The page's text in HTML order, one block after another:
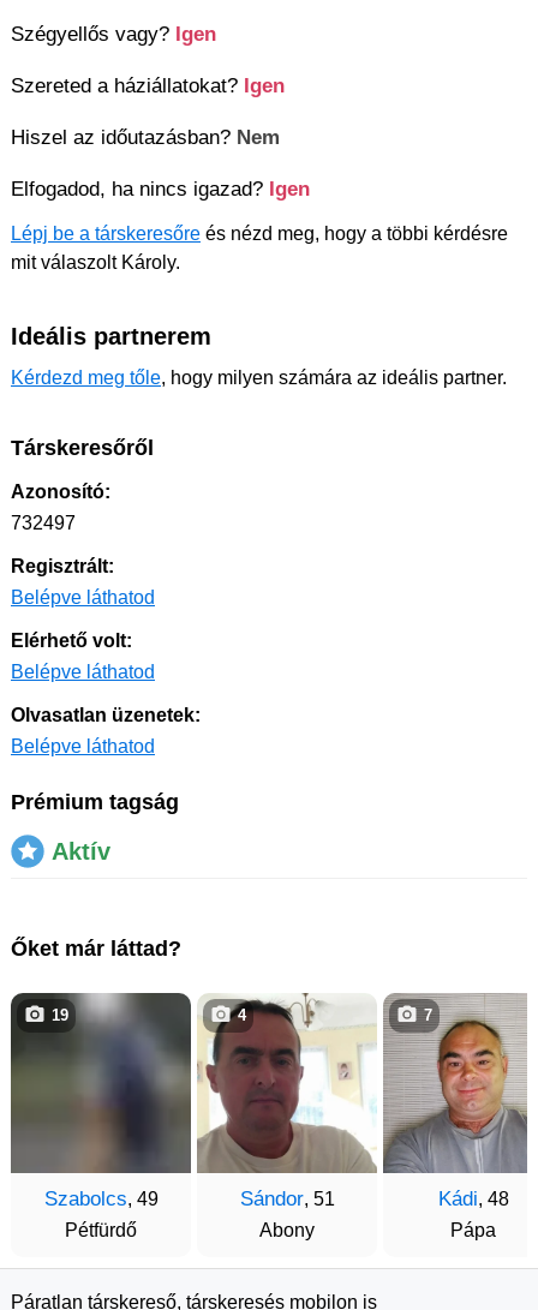
Szégyellős vagy? Igen
Szereted a háziállatokat? Igen
Hiszel az időutazásban? Nem
Elfogadod, ha nincs igazad? Igen
Lépj be a társkeresőre és nézd meg, hogy a többi kérdésre
mit válaszolt Károly.
Ideális partnerem
Kérdezd meg tőle, hogy milyen számára az ideális partner.
Társkeresőről
Azonosító:
732497
Regisztrált:
Belépve láthatod
Elérhető volt:
Belépve láthatod
Olvasatlan üzenetek:
Belépve láthatod
Prémium tagság
Aktív
Őket már láttad?
Szabolcs, 49
Pétfürdő
19
Sándor, 51
Abony
4
Kádi, 48
Pápa
7
Páratlan társkereső, társkeresés mobilon is